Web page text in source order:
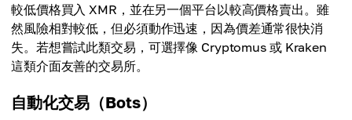
較低價格買入 XMR，並在另一個平台以較高價格賣出。雖
然風險相對較低，但必須動作迅速，因為價差通常很快消
失。若想嘗試此類交易，可選擇像 Cryptomus 或 Kraken
這類介面友善的交易所。
自動化交易（Bots）